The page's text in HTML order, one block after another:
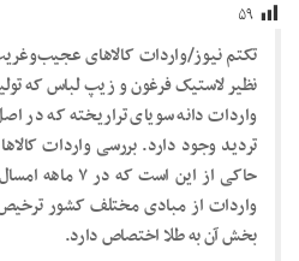
۵۹
تکتم نیوز/واردات کالا‌های
نظیر لاستیک فرغون و زیپ لباس که
واردات دانه سویای تراریخته که در
تردید وجود دارد. بررسی واردات
واردات از مبادی مختلف کشور
بخش آن به طلا اختصاص دارد.